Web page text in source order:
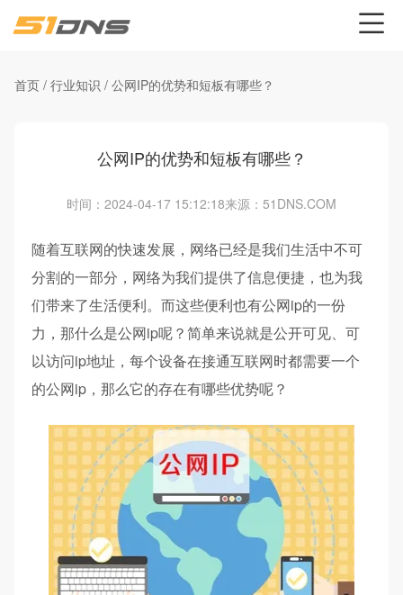
首页 / 行业知识 / 公网IP的优势和短板有哪些？
公网IP的优势和短板有哪些？
时间：2024-04-17 15:12:18来源：51DNS.COM
随着互联网的快速发展，网络已经是我们生活中不可
分割的一部分，网络为我们提供了信息便捷，也为我
们带来了生活便利。而这些便利也有公网ip的一份
力，那什么是公网ip呢？简单来说就是公开可见、可
以访问ip地址，每个设备在接通互联网时都需要一个
的公网ip，那么它的存在有哪些优势呢？